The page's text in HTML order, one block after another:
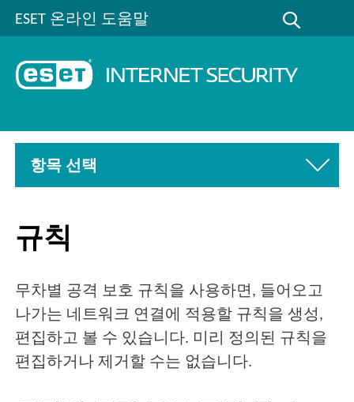
ESET 온라인 도움말
항목 선택
규칙
무차별 공격 보호 규칙을 사용하면, 들어오고
나가는 네트워크 연결에 적용할 규칙을 생성,
편집하고 볼 수 있습니다. 미리 정의된 규칙을
편집하거나 제거할 수는 없습니다.